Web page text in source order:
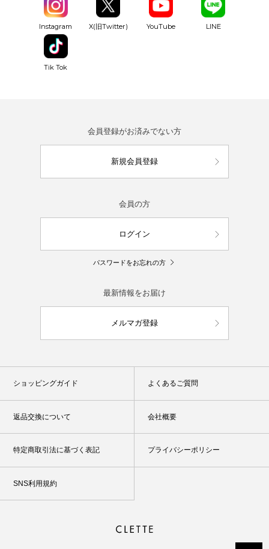
Instagram X(旧Twitter) YouTube LINE
Tik Tok
会員登録がお済みでない方
新規会員登録
会員の方
ログイン
パスワードをお忘れの方
最新情報をお届け
メルマガ登録
ショッピングガイド よくあるご質問
返品交換について 会社概要
特定商取引法に基づく表記 プライバシーポリシー
SNS利用規約